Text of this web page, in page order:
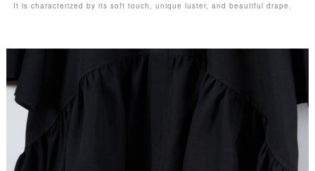
It is characterized by its soft touch, unique luster, and beautiful drape.